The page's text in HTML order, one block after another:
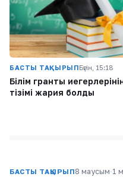
БАСТЫ ТАҚЫРЫПБүгін, 15:18
Білім гранты
тізімі жария болды
БАСТЫ ТАҚЫРЫП8 маусым·1